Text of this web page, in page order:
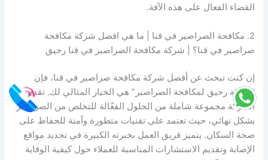
القضاء الفعال على هذه الآفة.
2. مكافحة الصراصير في قنا | ما هي افضل شركة مكافحة
صراصير في قنا؟ | شركة مكافحة الصراصير في قنا رحيق
إن كنت تبحث عن أفضل شركة مكافحة صراصير في قنا، فإن
“شركة رحيق لمكافحة الصراصير” هي الخيار المثالي لك. تقدم
الشركة مجموعة شاملة من الحلول الفعّالة للتخلص من الصراصير
بشكل نهائي، حيث تعتمد على تقنيات متطورة وآمنة للحفاظ على
صحة السكان. يتميز فريق العمل بخبرته الكبيرة في تحديد مواقع
الإصابة وتقديم الاستشارات المناسبة للعملاء حول كيفية الوقاية